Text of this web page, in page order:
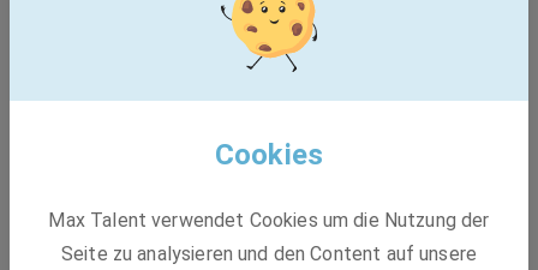
Cookies
Max Talent verwendet Cookies um die Nutzung der
Seite zu analysieren und den Content auf unsere